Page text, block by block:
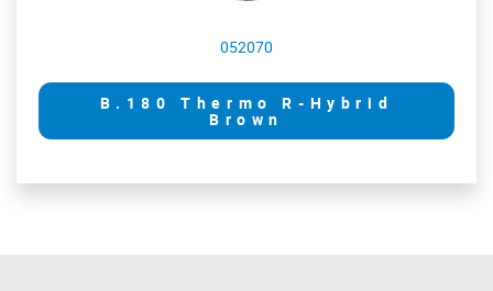
052070
B.180 Thermo R-Hybrid
Brown